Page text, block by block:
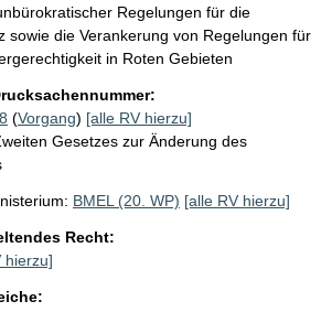
Regelungen für die
sowie die Verankerung von Regelungen für
in Roten Gebieten
(Vorgang) [alle RV hierzu]
Gesetzes zur Änderung des
BMEL (20. WP) [alle RV hierzu]
Recht:
hierzu]